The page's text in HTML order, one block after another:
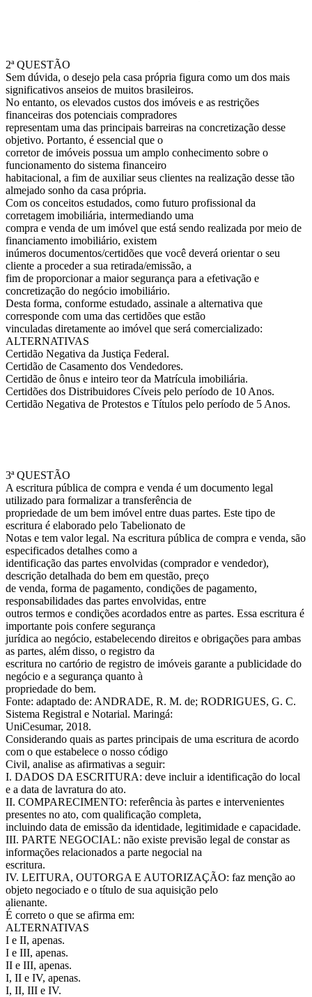
2ª QUESTÃO
Sem dúvida, o desejo pela casa própria figura como um dos mais
significativos anseios de muitos brasileiros.
No entanto, os elevados custos dos imóveis e as restrições
financeiras dos potenciais compradores
representam uma das principais barreiras na concretização desse
objetivo. Portanto, é essencial que o
corretor de imóveis possua um amplo conhecimento sobre o
funcionamento do sistema financeiro
habitacional, a fim de auxiliar seus clientes na realização desse tão
almejado sonho da casa própria.
Com os conceitos estudados, como futuro profissional da
corretagem imobiliária, intermediando uma
compra e venda de um imóvel que está sendo realizada por meio de
financiamento imobiliário, existem
inúmeros documentos/certidões que você deverá orientar o seu
cliente a proceder a sua retirada/emissão, a
fim de proporcionar a maior segurança para a efetivação e
concretização do negócio imobiliário.
Desta forma, conforme estudado, assinale a alternativa que
corresponde com uma das certidões que estão
vinculadas diretamente ao imóvel que será comercializado:
ALTERNATIVAS
Certidão Negativa da Justiça Federal.
Certidão de Casamento dos Vendedores.
Certidão de ônus e inteiro teor da Matrícula imobiliária.
Certidões dos Distribuidores Cíveis pelo período de 10 Anos.
Certidão Negativa de Protestos e Títulos pelo período de 5 Anos.
3ª QUESTÃO
A escritura pública de compra e venda é um documento legal
utilizado para formalizar a transferência de
propriedade de um bem imóvel entre duas partes. Este tipo de
escritura é elaborado pelo Tabelionato de
Notas e tem valor legal. Na escritura pública de compra e venda, são
especificados detalhes como a
identificação das partes envolvidas (comprador e vendedor),
descrição detalhada do bem em questão, preço
de venda, forma de pagamento, condições de pagamento,
responsabilidades das partes envolvidas, entre
outros termos e condições acordados entre as partes. Essa escritura é
importante pois confere segurança
jurídica ao negócio, estabelecendo direitos e obrigações para ambas
as partes, além disso, o registro da
escritura no cartório de registro de imóveis garante a publicidade do
negócio e a segurança quanto à
propriedade do bem.
Fonte: adaptado de: ANDRADE, R. M. de; RODRIGUES, G. C.
Sistema Registral e Notarial. Maringá:
UniCesumar, 2018.
Considerando quais as partes principais de uma escritura de acordo
com o que estabelece o nosso código
Civil, analise as afirmativas a seguir:
I. DADOS DA ESCRITURA: deve incluir a identificação do local
e a data de lavratura do ato.
II. COMPARECIMENTO: referência às partes e intervenientes
presentes no ato, com qualificação completa,
incluindo data de emissão da identidade, legitimidade e capacidade.
III. PARTE NEGOCIAL: não existe previsão legal de constar as
informações relacionados a parte negocial na
escritura.
IV. LEITURA, OUTORGA E AUTORIZAÇÃO: faz menção ao
objeto negociado e o título de sua aquisição pelo
alienante.
É correto o que se afirma em:
ALTERNATIVAS
I e II, apenas.
I e III, apenas.
II e III, apenas.
I, II e IV, apenas.
I, II, III e IV.